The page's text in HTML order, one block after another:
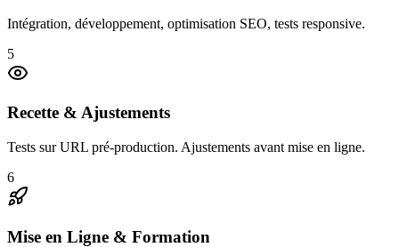
Intégration, développement, optimisation SEO, tests responsive.
5
Recette & Ajustements
Tests sur URL pré-production. Ajustements avant mise en ligne.
6
Mise en Ligne & Formation